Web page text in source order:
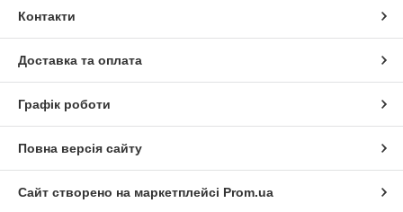
Контакти
Доставка та оплата
Графік роботи
Повна версія сайту
Сайт створено на маркетплейсі Prom.ua